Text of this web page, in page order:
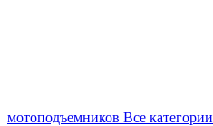
мотоподъемников Все категории